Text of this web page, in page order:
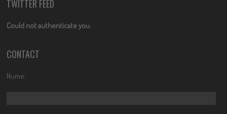
TWITTER FEED
Could not authenticate you.
CONTACT
Nume: